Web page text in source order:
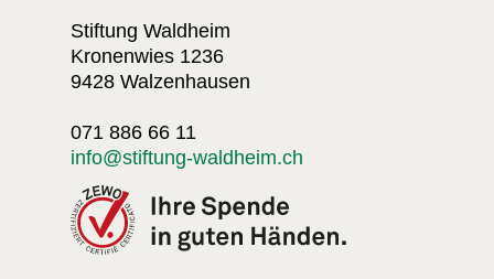
Stiftung Waldheim
Kronenwies 1236
9428 Walzenhausen
071 886 66 11
info@stiftung-waldheim.ch